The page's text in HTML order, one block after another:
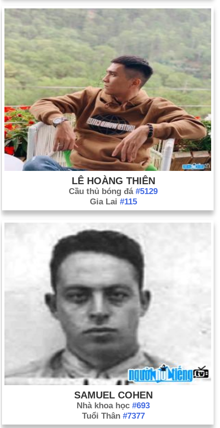
LÊ HOÀNG THIÊN
Cầu thủ bóng đá #5129
Gia Lai #115
SAMUEL COHEN
Nhà khoa học #693
Tuổi Thân #7377